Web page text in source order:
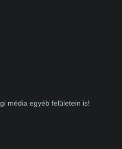
média egyéb felületein is!